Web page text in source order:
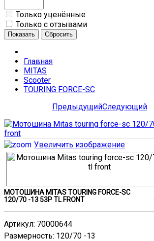
Только уценённые
Только с отзывами
Показать Сбросить
Главная
MITAS
Scooter
TOURING FORCE-SC
ПредыдущийСледующий
Увеличить изображение
МОТОШИНА MITAS TOURING FORCE-SC
120/70 -13 53P TL FRONT
Артикул: 70000644
Размерность: 120/70 -13